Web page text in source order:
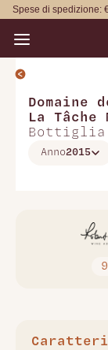
Spese di spedizione:
Domaine
La Tâche
Bottiglia
Anno2015